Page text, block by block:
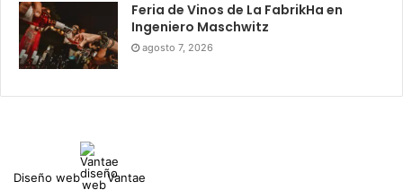
Feria de Vinos de La FabrikHa en
Ingeniero Maschwitz
agosto 7, 2026
Diseño web Vantae